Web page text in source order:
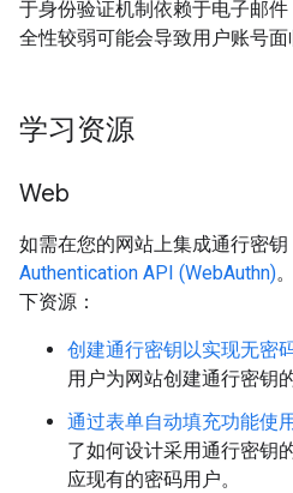
于身份验证机制依赖于电子邮
全性较弱可能会导致用户账号面
学习资源
Web
如需在您的网站上集成通行密钥
Authentication API (WebAuthn)
下资源：
创建通行密钥以实现无密
用户为网站创建通行密钥
通过表单自动填充功能使
了如何设计采用通行密钥
应现有的密码用户。